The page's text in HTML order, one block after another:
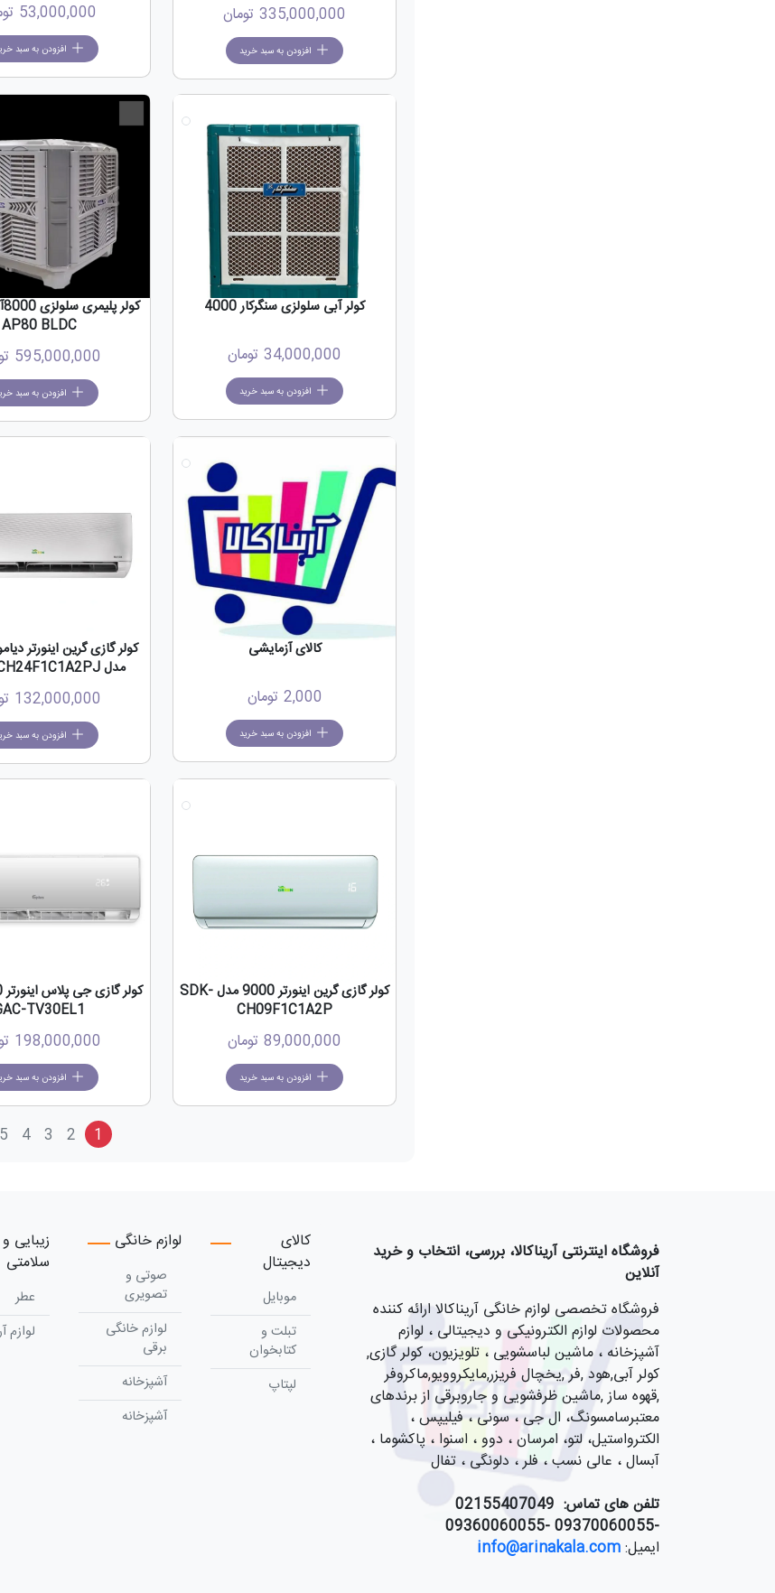
335,000,000 تومان
افزودن به سبد خرید
53,000,000
افزودن به سبد
کولر آبی سلولزی سنگرکار 4000
34,000,000 تومان
افزودن به سبد خرید
AP80 BLDC
595,000,000
افزودن به سبد
کالای آزمایشی
2,000 تومان
افزودن به سبد خرید
مدل SDKD-CH24F1C1A2PJ
132,000,000
افزودن به سبد
کولر گازی گرین اینورتر 9000 مدل SDK-
CH09F1C1A2P
89,000,000تومان
افزودن به سبد خرید
TV30EL1
198,000,000
افزودن به سبد
1
2
3
4
5
فروشگاه اینترنتی آریناکالا، بررسی، انتخاب و خرید
آنلاین
فروشگاه تخصصی لوازم خانگی آریناکالا ارائه کننده
محصولات لوازم الکترونیکی و دیجیتالی ، لوازم
آشپزخانه ، ماشین لباسشویی ، تلویزیون، کولر گازی,
کولر آبی,هود ,فر ,یخچال فریزر,مایکروویو,ماکروفر
,قهوه ساز ,ماشین ظرفشویی و جاروبرقی از برندهای
معتبرسامسونگ، ال جی ، سونی ، فیلیپس ،
الکترواستیل، لتو، امرسان ، دوو ، اسنوا ، پاکشوما ،
آبسال ، عالی نسب ، فلر ، دلونگی ، تفال
تلفن های تماس:
02155407049
-09370060055 -09360060055
ایمیل:info@arinakala.com
کالای
دیجیتال
موبایل
تبلت و
کتابخوان
لپتاپ
لوازم خانگی
صوتی و
تصویری
لوازم خانگی
برقی
آشپزخانه
آشپزخانه
زیبایی و
سلامتی
عطر
لوازم